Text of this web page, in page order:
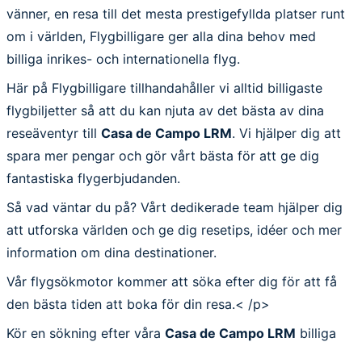
vänner, en resa till det mesta prestigefyllda platser runt
om i världen, Flygbilligare ger alla dina behov med
billiga inrikes- och internationella flyg.
Här på Flygbilligare tillhandahåller vi alltid billigaste
flygbiljetter så att du kan njuta av det bästa av dina
reseäventyr till Casa de Campo LRM. Vi hjälper dig att
spara mer pengar och gör vårt bästa för att ge dig
fantastiska flygerbjudanden.
Så vad väntar du på? Vårt dedikerade team hjälper dig
att utforska världen och ge dig resetips, idéer och mer
information om dina destinationer.
Vår flygsökmotor kommer att söka efter dig för att få
den bästa tiden att boka för din resa.< /p>
Kör en sökning efter våra Casa de Campo LRM billiga